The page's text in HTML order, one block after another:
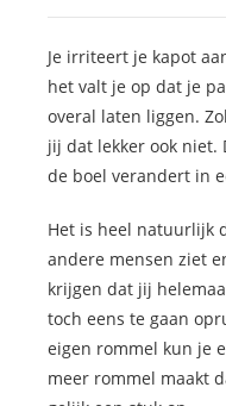
Je irriteert je kapot
het valt je op dat je
overal laten liggen.
jij dat lekker ook niet.
de boel verandert in
Het is heel natuurlijk
andere mensen ziet
krijgen dat jij
toch eens te gaan
eigen rommel kun je
meer rommel maakt